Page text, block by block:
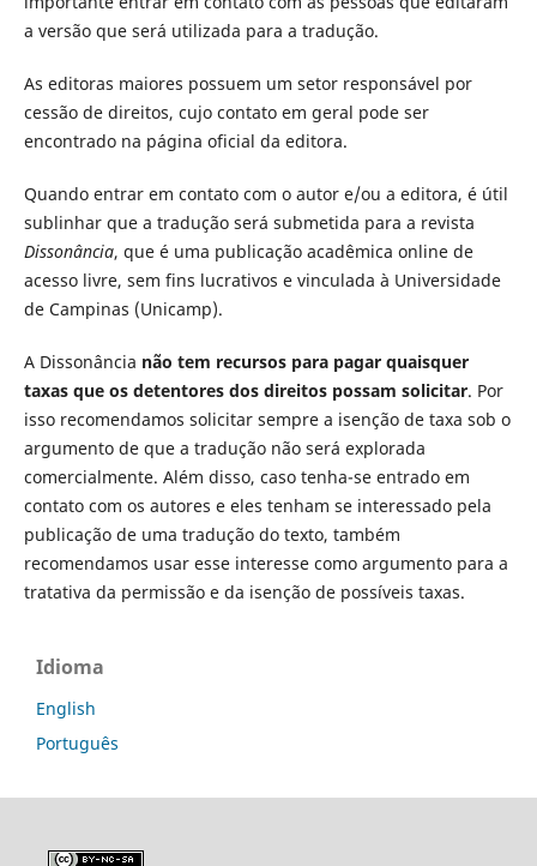
a versão que será utilizada para a tradução.
As editoras maiores possuem um setor responsável por
cessão de direitos, cujo contato em geral pode ser
encontrado na página oficial da editora.
Quando entrar em contato com o autor e/ou a editora, é útil
sublinhar que a tradução será submetida para a revista
Dissonância, que é uma publicação acadêmica online de
acesso livre, sem fins lucrativos e vinculada à Universidade
de Campinas (Unicamp).
A Dissonância não tem recursos para pagar quaisquer
taxas que os detentores dos direitos possam solicitar. Por
isso recomendamos solicitar sempre a isenção de taxa sob o
argumento de que a tradução não será explorada
comercialmente. Além disso, caso tenha-se entrado em
contato com os autores e eles tenham se interessado pela
publicação de uma tradução do texto, também
recomendamos usar esse interesse como argumento para a
tratativa da permissão e da isenção de possíveis taxas.
Idioma
English
Português